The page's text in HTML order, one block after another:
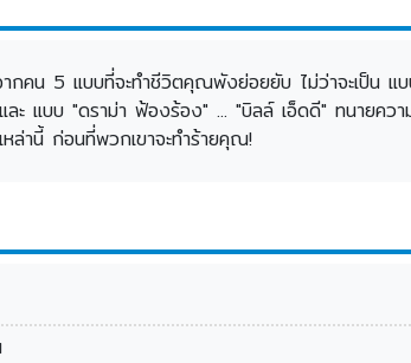
กคน 5 แบบที่จะทำชีวิตคุณพังย่อยยับ ไม่ว่าจะเป็น
ะ แบบ "ดราม่า ฟ้องร้อง" ... "บิลล์ เอ็ดดี" ทนายคว
านี้ ก่อนที่พวกเขาจะทำร้ายคุณ!